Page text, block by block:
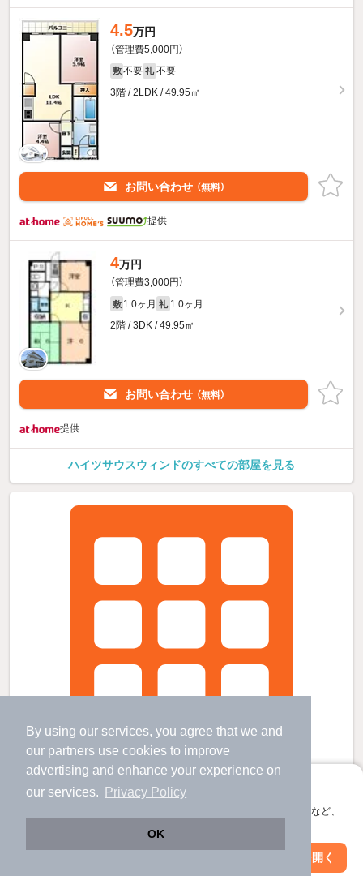
By using our services, you agree that we and
our partners use cookies to improve
advertising and enhance your experience on
our services.
Privacy Policy
OK
アプリに切り替えて、サクサクお部屋探し
会員登録なしですぐ使える。マップ検索やお気に入り保存など、
アプリを開く
4.5万円
（管理費5,000円）
敷 不要 礼 不要
3階 / 2LDK / 49.95㎡
お問い合わせ （無料）
提供
4万円
（管理費3,000円）
敷 1.0ヶ月 礼 1.0ヶ月
2階 / 3DK / 49.95㎡
お問い合わせ （無料）
提供
ハイツサウスウィンドのすべての部屋を見る
八十場駅より徒歩77分 築10年11ヶ月 2階建の賃貸物件
鴨川駅 歩63分 （予讃線）
絞り込み条件を変更